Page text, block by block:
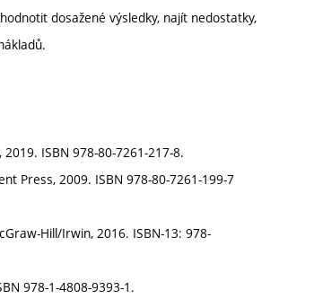
dosažené výsledky, najít nedostatky,
ISBN 978-80-7261-217-8.
Press, 2009. ISBN 978-80-7261-199-7
Hill/Irwin, 2016. ISBN-13: 978-
978-1-4808-9393-1.